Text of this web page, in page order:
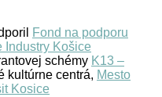
Fond na podporu
Industry Košice
schémy K13 –
kultúrne centrá, Mesto
Kosice